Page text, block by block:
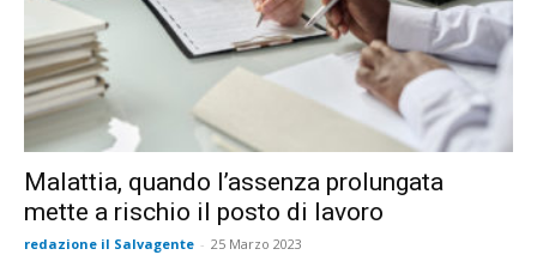
Malattia, quando l’assenza prolungata
mette a rischio il posto di lavoro
redazione il Salvagente - 25 Marzo 2023